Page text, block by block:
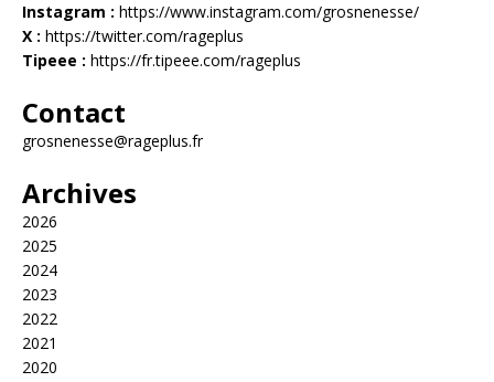
Instagram : https://www.instagram.com/grosnenesse/
X : https://twitter.com/rageplus
Tipeee : https://fr.tipeee.com/rageplus
Contact
grosnenesse@rageplus.fr
Archives
2026
2025
2024
2023
2022
2021
2020